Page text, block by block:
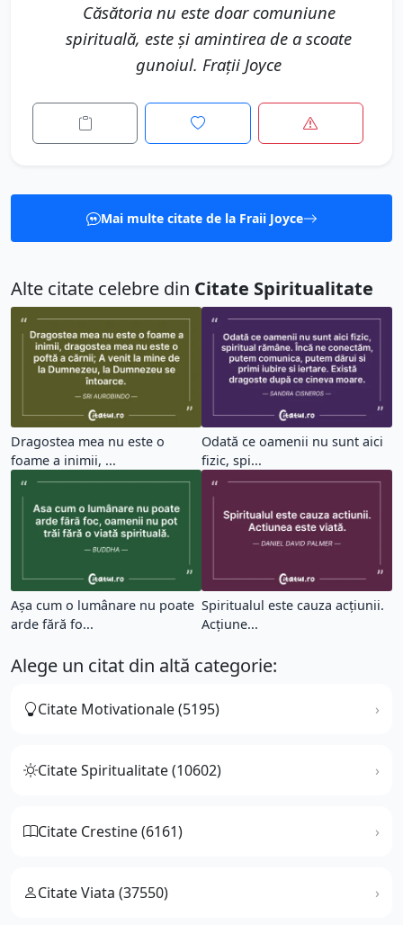
Căsătoria nu este doar comuniune
spirituală, este și amintirea de a scoate
gunoiul. Frații Joyce
Mai multe citate de la Fraii Joyce
Alte citate celebre din Citate Spiritualitate
Dragostea mea nu este o
foame a inimii, ...
Odată ce oamenii nu sunt aici
fizic, spi...
Așa cum o lumânare nu poate
arde fără fo...
Spiritualul este cauza acțiunii.
Acțiune...
Alege un citat din altă categorie:
Citate Motivationale (5195)
Citate Spiritualitate (10602)
Citate Crestine (6161)
Citate Viata (37550)